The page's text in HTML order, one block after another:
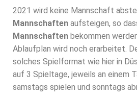
2021 wird keine Mannschaft
Mannschaften aufsteigen, so
Mannschaften bekommen
Ablaufplan wird noch erarbeitet.
solches Spielformat wie hier in
auf 3 Spieltage, jeweils an einem
samstags spielen und sonntags